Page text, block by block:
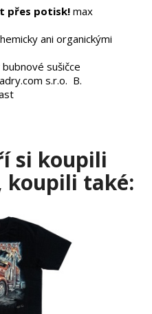
přes potisk! max
ani organickými
sušičce
s.r.o. B.
si koupili
také: